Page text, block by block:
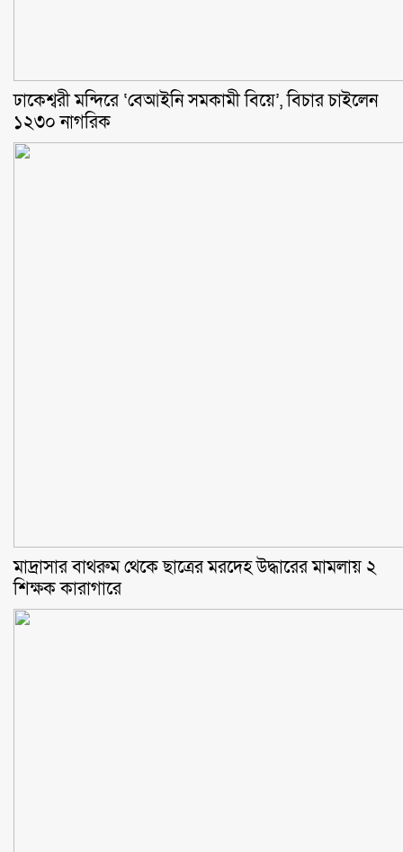
ঢাকেশ্বরী মন্দিরে ‘বেআইনি সমকামী বিয়ে’, বিচার চাইলেন
১২৩০ নাগরিক
মাদ্রাসার বাথরুম থেকে ছাত্রের মরদেহ উদ্ধারের মামলায় ২
শিক্ষক কারাগারে